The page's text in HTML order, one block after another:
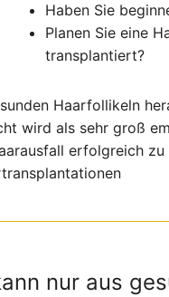
Haben Sie
Planen Sie eine
transplantiert?
Haarfollikeln
wird als sehr groß
erfolgreich
nur aus